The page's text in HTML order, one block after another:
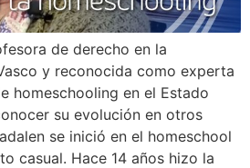
de derecho en la
y reconocida como experta
homeschooling en el Estado
su evolución en otros
se inició en el homeschool
casual. Hace 14 años hizo la